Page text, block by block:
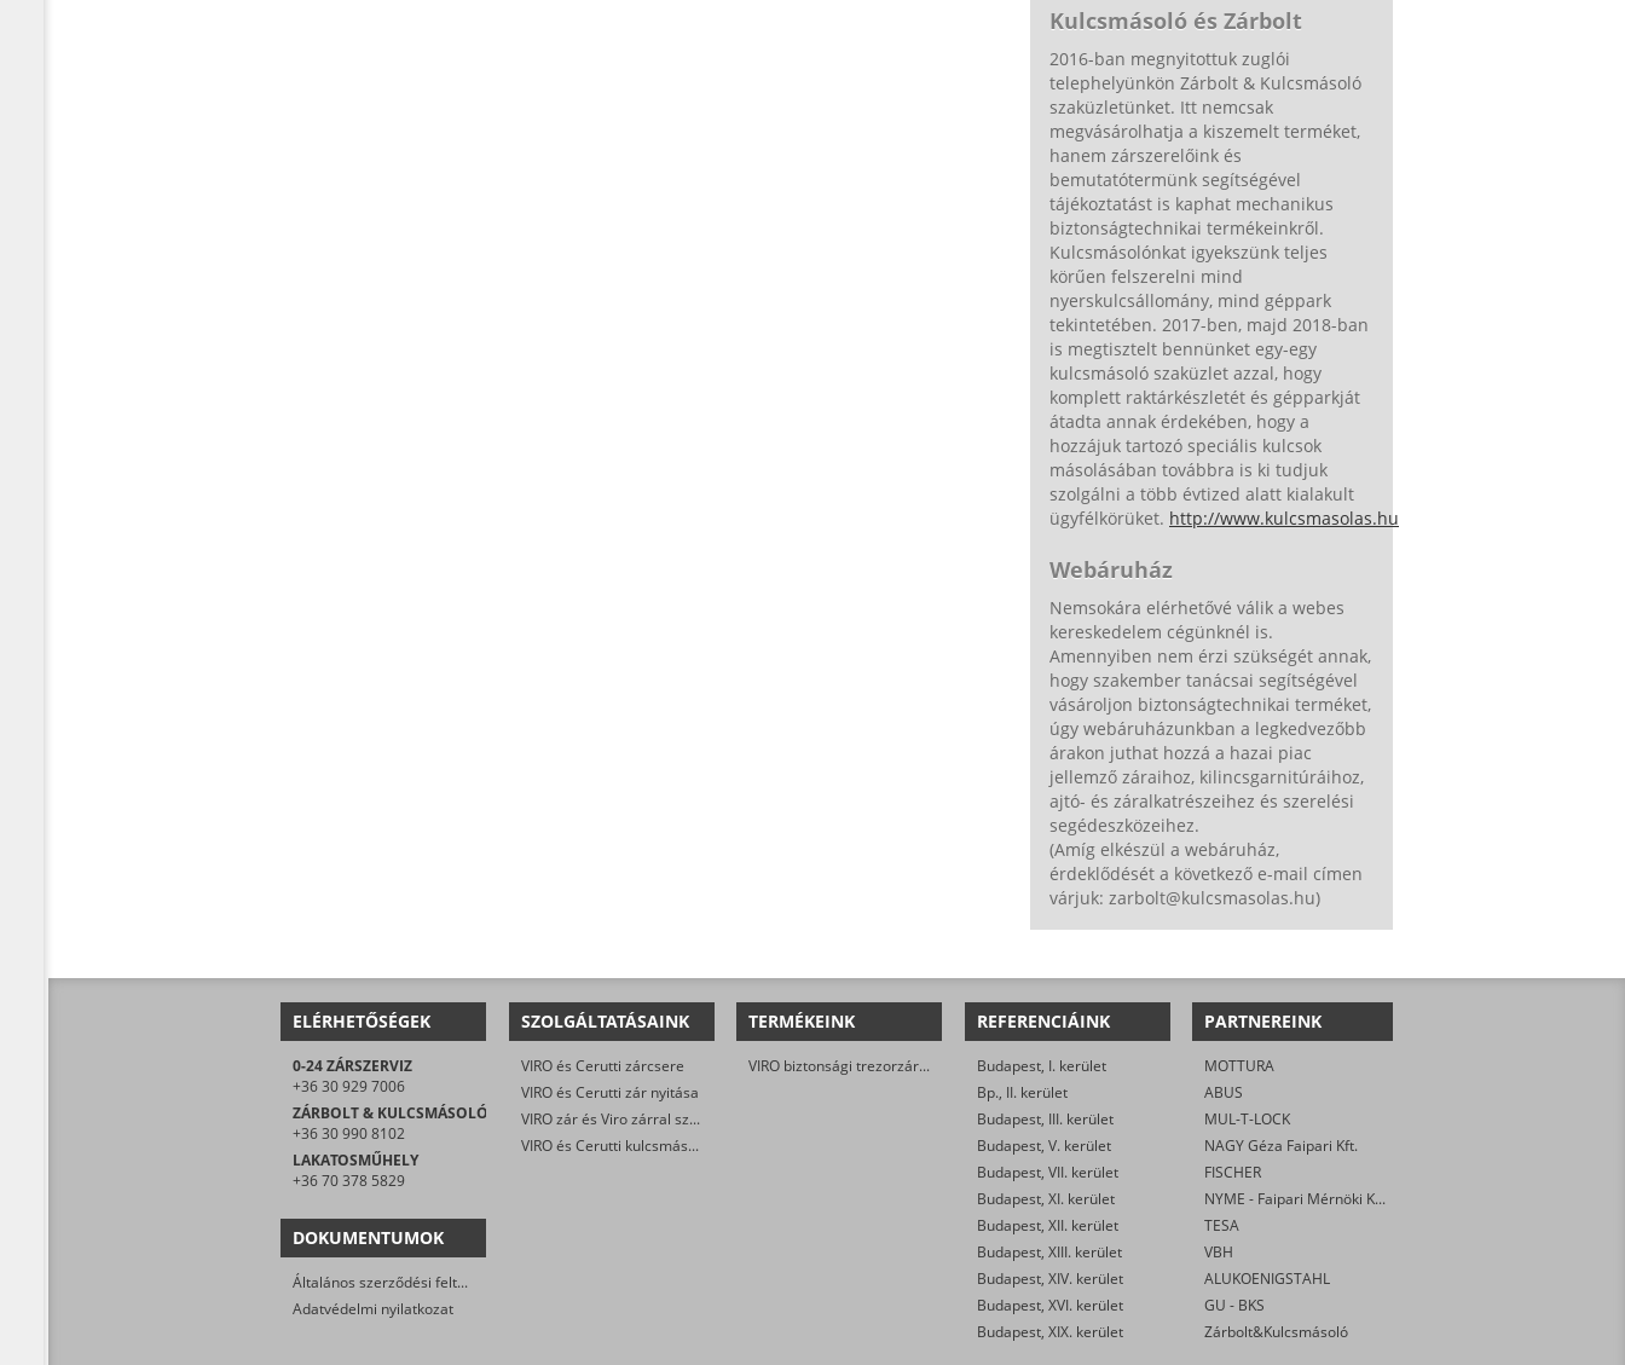
Kulcsmásoló és Zárbolt
2016-ban megnyitottuk zuglói
telephelyünkön Zárbolt & Kulcsmásoló
szaküzletünket. Itt nemcsak
megvásárolhatja a kiszemelt terméket,
hanem zárszerelőink és
bemutatótermünk segítségével
tájékoztatást is kaphat mechanikus
biztonságtechnikai termékeinkről.
Kulcsmásolónkat igyekszünk teljes
körűen felszerelni mind
nyerskulcsállomány, mind géppark
tekintetében. 2017-ben, majd 2018-ban
is megtisztelt bennünket egy-egy
kulcsmásoló szaküzlet azzal, hogy
komplett raktárkészletét és gépparkját
átadta annak érdekében, hogy a
hozzájuk tartozó speciális kulcsok
másolásában továbbra is ki tudjuk
szolgálni a több évtized alatt kialakult
ügyfélkörüket. http://www.kulcsmasolas.hu
Webáruház
Nemsokára elérhetővé válik a webes
kereskedelem cégünknél is.
Amennyiben nem érzi szükségét annak,
hogy szakember tanácsai segítségével
vásároljon biztonságtechnikai terméket,
úgy webáruházunkban a legkedvezőbb
árakon juthat hozzá a hazai piac
jellemző záraihoz, kilincsgarnitúráihoz,
ajtó- és záralkatrészeihez és szerelési
segédeszközeihez.
(Amíg elkészül a webáruház,
érdeklődését a következő e-mail címen
várjuk: zarbolt@kulcsmasolas.hu)
ELÉRHETŐSÉGEK
0-24 ZÁRSZERVIZ
+36 30 929 7006
ZÁRBOLT & KULCSMÁSOLÓ
+36 30 990 8102
LAKATOSMŰHELY
+36 70 378 5829
DOKUMENTUMOK
Általános szerződési feltételek
Adatvédelmi nyilatkozat
SZOLGÁLTATÁSAINK
VIRO és Cerutti zárcsere
VIRO és Cerutti zár nyitása
VIRO zár és Viro zárral szerelt biztonsági ajtó javítása
VIRO és Cerutti kulcsmásolás
TERMÉKEINK
VIRO biztonsági trezorzár (jobbos és balos kivitel)
REFERENCIÁINK
Budapest, I. kerület
Bp., II. kerület
Budapest, III. kerület
Budapest, V. kerület
Budapest, VII. kerület
Budapest, XI. kerület
Budapest, XII. kerület
Budapest, XIII. kerület
Budapest, XIV. kerület
Budapest, XVI. kerület
Budapest, XIX. kerület
PARTNEREINK
MOTTURA
ABUS
MUL-T-LOCK
NAGY Géza Faipari Kft.
FISCHER
NYME - Faipari Mérnöki Kar
TESA
VBH
ALUKOENIGSTAHL
GU - BKS
Zárbolt&Kulcsmásoló